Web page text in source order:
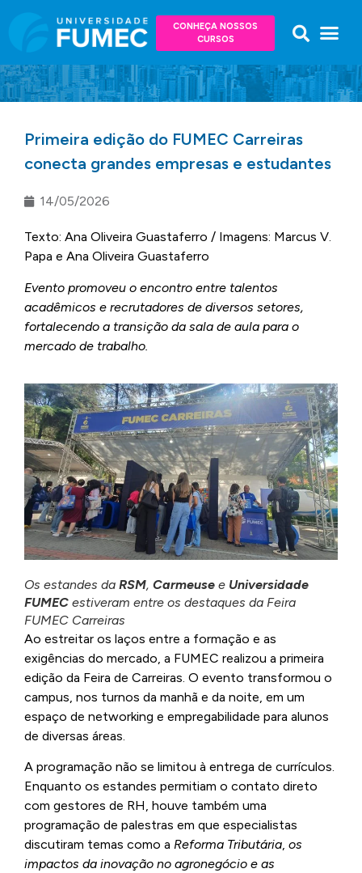
CONHEÇA NOSSOS
CURSOS
Primeira edição do FUMEC Carreiras
conecta grandes empresas e estudantes
14/05/2026
Texto: Ana Oliveira Guastaferro / Imagens: Marcus V.
Papa e Ana Oliveira Guastaferro
Evento promoveu o encontro entre talentos
acadêmicos e recrutadores de diversos setores,
fortalecendo a transição da sala de aula para o
mercado de trabalho.
Os estandes da RSM, Carmeuse e Universidade
FUMEC estiveram entre os destaques da Feira
FUMEC Carreiras
Ao estreitar os laços entre a formação e as
exigências do mercado, a FUMEC realizou a primeira
edição da Feira de Carreiras. O evento transformou o
campus, nos turnos da manhã e da noite, em um
espaço de networking e empregabilidade para alunos
de diversas áreas.
A programação não se limitou à entrega de currículos.
Enquanto os estandes permitiam o contato direto
com gestores de RH, houve também uma
programação de palestras em que especialistas
discutiram temas como a Reforma Tributária, os
impactos da inovação no agronegócio e as